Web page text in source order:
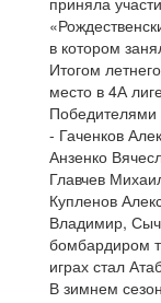
в котором
Итогом
место в 4А
Победителями
- Гаченков
Анзенко
Главчев
Купленов
Владимир,
бомбардиром
играх стал
В зимнем